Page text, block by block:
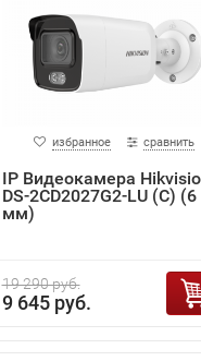
избранное сравнить
IP Видеокамера
DS-2CD2027G2-LU (C) (6
мм)
19 290 руб.
9 645 руб.